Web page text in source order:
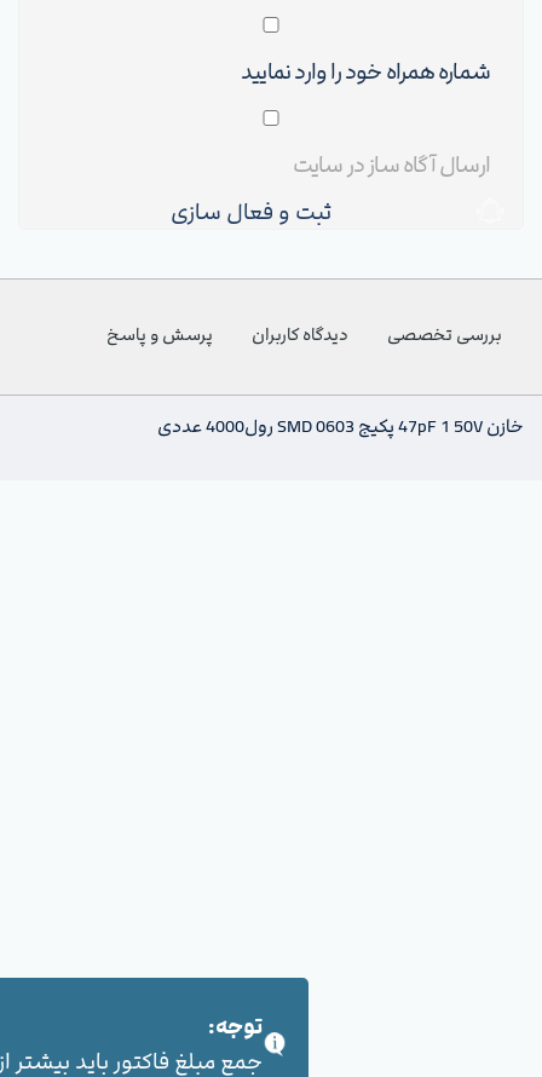
توجه:
جمع مبلغ فاکتور باید بیشتر از 100,000 هزار تومان
ثبت و فعال سازی
بررسی تخصصی دیدگاه کاربران پرسش و پاسخ
خازن 47pF 1 50V پکیج SMD 0603 رول4000 عددی